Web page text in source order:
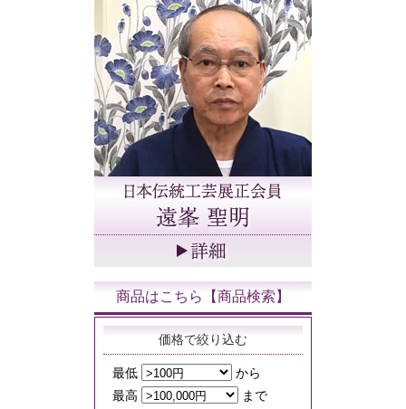
商品はこちら【商品検索】
価格で絞り込む